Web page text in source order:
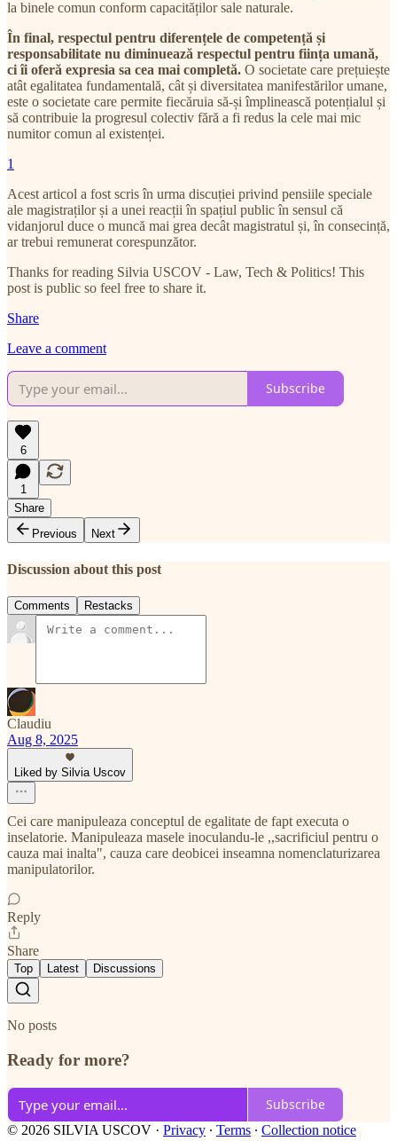
la binele comun conform capacităților sale naturale.
În final, respectul pentru diferențele de competență și
responsabilitate nu diminuează respectul pentru ființa umană,
ci îi oferă expresia sa cea mai completă. O societate care prețuiește
atât egalitatea fundamentală, cât și diversitatea manifestărilor umane,
este o societate care permite fiecăruia să-și împlinească potențialul și
să contribuie la progresul colectiv fără a fi redus la cele mai mic
numitor comun al existenței.
1
Acest articol a fost scris în urma discuției privind pensiile speciale
ale magistraților și a unei reacții în spațiul public în sensul că
vidanjorul duce o muncă mai grea decât magistratul și, în consecință,
ar trebui remunerat corespunzător.
Thanks for reading Silvia USCOV - Law, Tech & Politics! This
post is public so feel free to share it.
Share
Leave a comment
Subscribe
6
1
Share
Previous
Next
Discussion about this post
Comments Restacks
Claudiu
Aug 8, 2025
Liked by Silvia Uscov
Cei care manipuleaza conceptul de egalitate de fapt executa o
inselatorie. Manipuleaza masele inoculandu-le ,,sacrificiul pentru o
cauza mai inalta", cauza care deobicei inseamna nomenclaturizarea
manipulatorilor.
Reply
Share
Top Latest Discussions
No posts
Ready for more?
Subscribe
© 2026 SILVIA USCOV · Privacy ∙ Terms ∙ Collection notice